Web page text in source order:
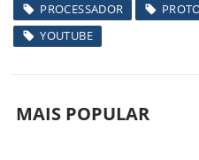
PROCESSADOR
YOUTUBE
MAIS POPULAR